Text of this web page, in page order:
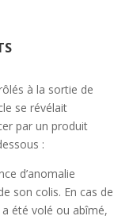
à la sortie de
se révélait
par un produit
:
d’anomalie
son colis. En cas de
été volé ou abîmé,